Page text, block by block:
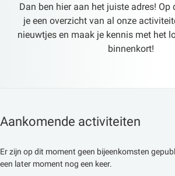
Dan ben hier aan het juiste adres! Op
je een overzicht van al onze
nieuwtjes en maak je kennis met het
binnenkort!
Aankomende activiteiten
Er zijn op dit moment geen bijeenkomsten
een later moment nog een keer.
Zoeken